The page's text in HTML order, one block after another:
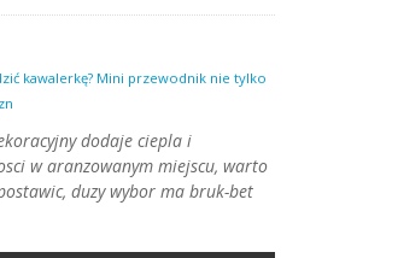
kawalerkę? Mini przewodnik nie tylko
dodaje ciepla i
w aranzowanym miejscu, warto
duzy wybor ma bruk-bet